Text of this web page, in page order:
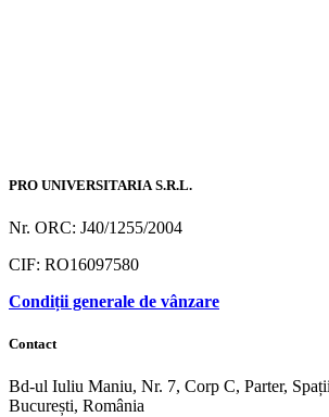
PRO UNIVERSITARIA S.R.L.
Nr. ORC: J40/1255/2004
CIF: RO16097580
Condiții generale de vânzare
Contact
Bd-ul Iuliu Maniu, Nr. 7, Corp C, Parter,
București, România